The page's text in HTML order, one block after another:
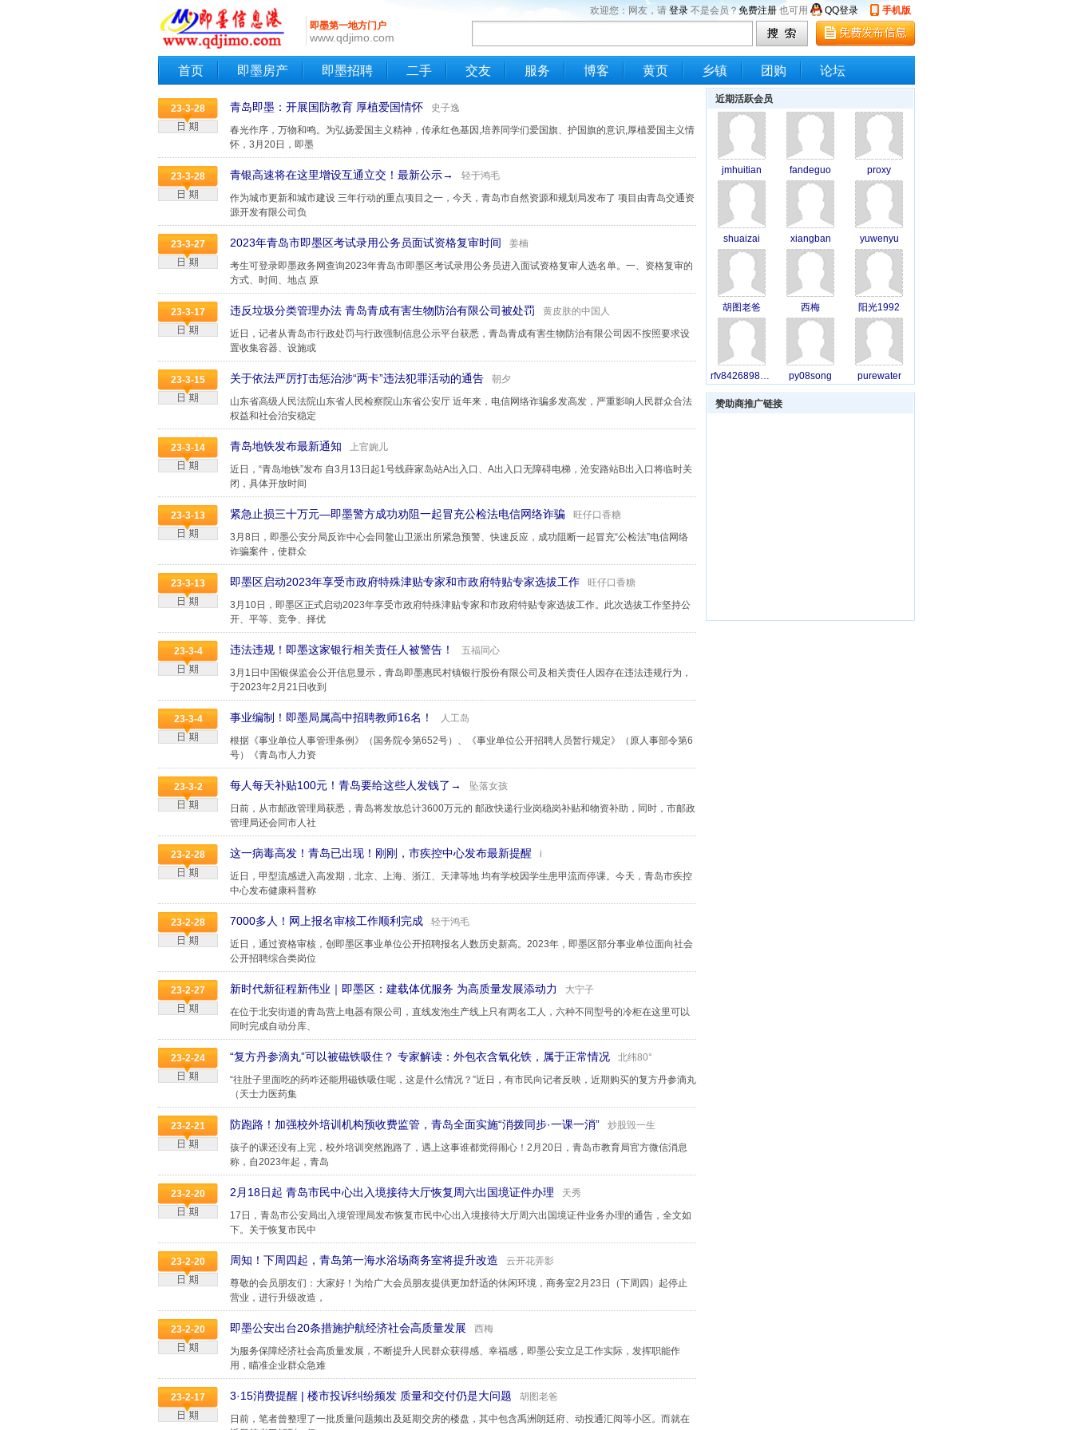
即墨第一地方门户
www.qdjimo.com
欢迎您：网友，请 登录 不是会员？免费注册 也可用 QQ登录 手机版
首页 即墨房产 即墨招聘 二手 交友 服务 博客 黄页 乡镇 团购 论坛
青岛即墨：开展国防教育 厚植爱国情怀
史子逸
春光作序，万物和鸣。为弘扬爱国主义精神，传承红色基因,培养同学们爱国旗、护国旗的意识,厚植爱国主义情
怀，3月20日，即墨
23-3-28
青银高速将在这里增设互通立交！最新公示→
轻于鸿毛
作为城市更新和城市建设 三年行动的重点项目之一，今天，青岛市自然资源和规划局发布了 项目由青岛交通资
源开发有限公司负
23-3-28
2023年青岛市即墨区考试录用公务员面试资格复审时间
姜楠
考生可登录即墨政务网查询2023年青岛市即墨区考试录用公务员进入面试资格复审人选名单。一、资格复审的
方式、时间、地点 原
23-3-27
违反垃圾分类管理办法 青岛青成有害生物防治有限公司被处罚
黄皮肤的中国人
近日，记者从青岛市行政处罚与行政强制信息公示平台获悉，青岛青成有害生物防治有限公司因不按照要求设
置收集容器、设施或
23-3-17
关于依法严厉打击惩治涉“两卡”违法犯罪活动的通告
朝夕
山东省高级人民法院山东省人民检察院山东省公安厅 近年来，电信网络诈骗多发高发，严重影响人民群众合法
权益和社会治安稳定
23-3-15
青岛地铁发布最新通知
上官婉儿
近日，“青岛地铁”发布 自3月13日起1号线薛家岛站A出入口、A出入口无障碍电梯，沧安路站B出入口将临时关
闭，具体开放时间
23-3-14
紧急止损三十万元—即墨警方成功劝阻一起冒充公检法电信网络诈骗
旺仔口香糖
3月8日，即墨公安分局反诈中心会同鳌山卫派出所紧急预警、快速反应，成功阻断一起冒充“公检法”电信网络
诈骗案件，使群众
23-3-13
即墨区启动2023年享受市政府特殊津贴专家和市政府特贴专家选拔工作
旺仔口香糖
3月10日，即墨区正式启动2023年享受市政府特殊津贴专家和市政府特贴专家选拔工作。此次选拔工作坚持公
开、平等、竞争、择优
23-3-13
违法违规！即墨这家银行相关责任人被警告！
五福同心
3月1日中国银保监会公开信息显示，青岛即墨惠民村镇银行股份有限公司及相关责任人因存在违法违规行为，
于2023年2月21日收到
23-3-4
事业编制！即墨局属高中招聘教师16名！
人工岛
根据《事业单位人事管理条例》（国务院令第652号）、《事业单位公开招聘人员暂行规定》（原人事部令第6
号）《青岛市人力资
23-3-4
每人每天补贴100元！​青岛要给这些人发钱了→
坠落女孩
日前，从市邮政管理局获悉，青岛将发放总计3600万元的 邮政快递行业岗稳岗补贴和物资补助，同时，市邮政
管理局还会同市人社
23-3-2
这一病毒高发！青岛已出现！刚刚，市疾控中心发布最新提醒
i
近日，甲型流感进入高发期，北京、上海、浙江、天津等地 均有学校因学生患甲流而停课。今天，青岛市疾控
中心发布健康科普称
23-2-28
7000多人！网上报名审核工作顺利完成
轻于鸿毛
近日，通过资格审核，创即墨区事业单位公开招聘报名人数历史新高。2023年，即墨区部分事业单位面向社会
公开招聘综合类岗位
23-2-28
新时代新征程新伟业｜即墨区：建载体优服务 为高质量发展添动力
大宁子
在位于北安街道的青岛营上电器有限公司，直线发泡生产线上只有两名工人，六种不同型号的冷柜在这里可以
同时完成自动分库、
23-2-27
“复方丹参滴丸”可以被磁铁吸住？ 专家解读：外包衣含氧化铁，属于正常情况
北纬80°
“往肚子里面吃的药咋还能用磁铁吸住呢，这是什么情况？”近日，有市民向记者反映，近期购买的复方丹参滴丸
（天士力医药集
23-2-24
防跑路！加强校外培训机构预收费监管，青岛全面实施“消拨同步·一课一消”
炒股毁一生
孩子的课还没有上完，校外培训突然跑路了，遇上这事谁都觉得闹心！2月20日，青岛市教育局官方微信消息
称，自2023年起，青岛
23-2-21
2月18日起 青岛市民中心出入境接待大厅恢复周六出国境证件办理
天秀
17日，青岛市公安局出入境管理局发布恢复市民中心出入境接待大厅周六出国境证件业务办理的通告，全文如
下。关于恢复市民中
23-2-20
周知！下周四起，青岛第一海水浴场商务室将提升改造
云开花弄影
尊敬的会员朋友们：大家好！为给广大会员朋友提供更加舒适的休闲环境，商务室2月23日（下周四）起停止
营业，进行升级改造，
23-2-20
即墨公安出台20条措施护航经济社会高质量发展
西梅
为服务保障经济社会高质量发展，不断提升人民群众获得感、幸福感，即墨公安立足工作实际，发挥职能作
用，瞄准企业群众急难
23-2-20
3·15消费提醒 | 楼市投诉纠纷频发 质量和交付仍是大问题
胡图老爸
日前，笔者曾整理了一批质量问题频出及延期交房的楼盘，其中包含禹洲朗廷府、动投通汇阅等小区。而就在
23-2-17
近期活跃会员
jmhuitian fandeguo proxy
shuaizai xiangban yuwenyu
胡图老爸 西梅 阳光1992
rfv8426898008 py08song purewater
赞助商推广链接